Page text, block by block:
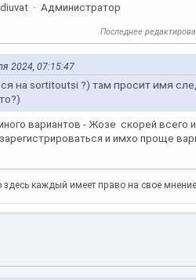
Администратор
Последнее
2024, 07:15:47
на sortitoutsi ?) там просит имя
вариантов - Жозе скорей всего
и имхо проще
здесь каждый имеет право на свое